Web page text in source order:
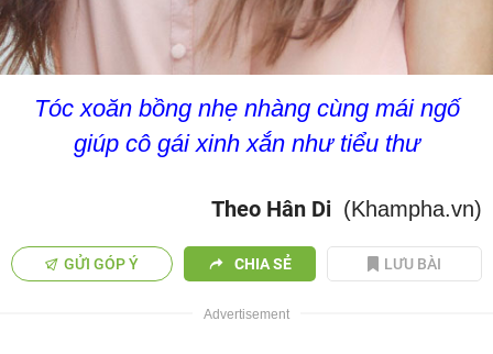
Tóc xoăn bồng nhẹ nhàng cùng mái ngố
giúp cô gái xinh xắn như tiểu thư
Theo Hân Di (Khampha.vn)
GỬI GÓP Ý CHIA SẺ LƯU BÀI